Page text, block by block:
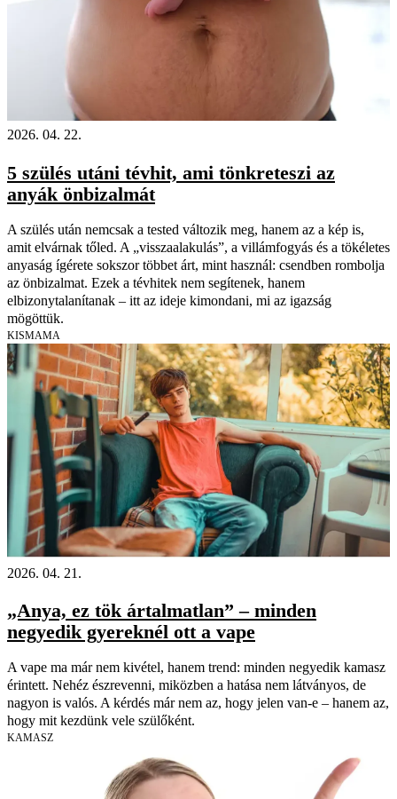
2026. 04. 22.
5 szülés utáni tévhit, ami tönkreteszi az
anyák önbizalmát
A szülés után nemcsak a tested változik meg, hanem az a kép is,
amit elvárnak tőled. A „visszaalakulás”, a villámfogyás és a tökéletes
anyaság ígérete sokszor többet árt, mint használ: csendben rombolja
az önbizalmat. Ezek a tévhitek nem segítenek, hanem
elbizonytalanítanak – itt az ideje kimondani, mi az igazság
mögöttük.
KISMAMA
2026. 04. 21.
„Anya, ez tök ártalmatlan” – minden
negyedik gyereknél ott a vape
A vape ma már nem kivétel, hanem trend: minden negyedik kamasz
érintett. Nehéz észrevenni, miközben a hatása nem látványos, de
nagyon is valós. A kérdés már nem az, hogy jelen van-e – hanem az,
hogy mit kezdünk vele szülőként.
KAMASZ